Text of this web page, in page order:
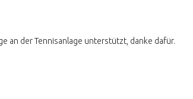
an der Tennisanlage unterstützt, danke dafür.